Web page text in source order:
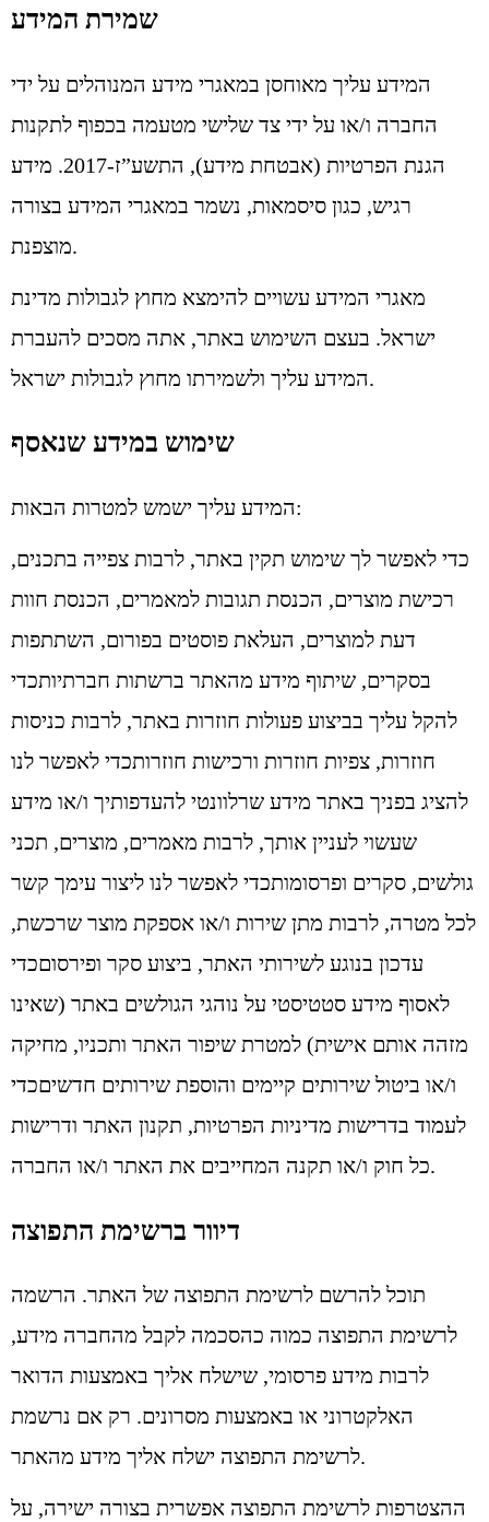
שמירת המידע
המידע עליך מאוחסן במאגרי מידע המנוהלים על ידי
החברה ו/או על ידי צד שלישי מטעמה בכפוף לתקנות
הגנת הפרטיות (אבטחת מידע), התשע”ז-2017. מידע
רגיש, כגון סיסמאות, נשמר במאגרי המידע בצורה
מוצפנת.
מאגרי המידע עשויים להימצא מחוץ לגבולות מדינת
ישראל. בעצם השימוש באתר, אתה מסכים להעברת
המידע עליך ולשמירתו מחוץ לגבולות ישראל.
שימוש במידע שנאסף
המידע עליך ישמש למטרות הבאות:
כדי לאפשר לך שימוש תקין באתר, לרבות צפייה בתכנים,
רכישת מוצרים, הכנסת תגובות למאמרים, הכנסת חוות
דעת למוצרים, העלאת פוסטים בפורום, השתתפות
בסקרים, שיתוף מידע מהאתר ברשתות חברתיותכדי
להקל עליך בביצוע פעולות חוזרות באתר, לרבות כניסות
חוזרות, צפיות חוזרות ורכישות חוזרותכדי לאפשר לנו
להציג בפניך באתר מידע שרלוונטי להעדפותיך ו/או מידע
שעשוי לעניין אותך, לרבות מאמרים, מוצרים, תכני
גולשים, סקרים ופרסומותכדי לאפשר לנו ליצור עימך קשר
לכל מטרה, לרבות מתן שירות ו/או אספקת מוצר שרכשת,
עדכון בנוגע לשירותי האתר, ביצוע סקר ופירסוםכדי
לאסוף מידע סטטיסטי על נוהגי הגולשים באתר (שאינו
מזהה אותם אישית) למטרת שיפור האתר ותכניו, מחיקה
ו/או ביטול שירותים קיימים והוספת שירותים חדשיםכדי
לעמוד בדרישות מדיניות הפרטיות, תקנון האתר ודרישות
כל חוק ו/או תקנה המחייבים את האתר ו/או החברה.
דיוור ברשימת התפוצה
תוכל להרשם לרשימת התפוצה של האתר. הרשמה
לרשימת התפוצה כמוה כהסכמה לקבל מהחברה מידע,
לרבות מידע פרסומי, שישלח אליך באמצעות הדואר
האלקטרוני או באמצעות מסרונים. רק אם נרשמת
לרשימת התפוצה ישלח אליך מידע מהאתר.
ההצטרפות לרשימת התפוצה אפשרית בצורה ישירה, על